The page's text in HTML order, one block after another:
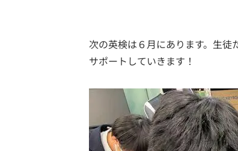
次の英検は６月にあります。生
サポートしていきます！